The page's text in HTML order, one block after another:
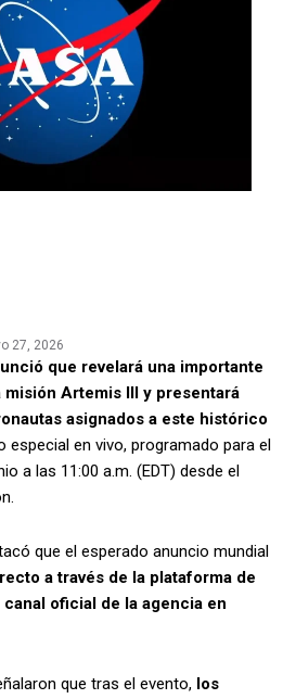
27, 2026
que revelará una importante
Artemis III y presentará
asignados a este histórico
especial en vivo, programado para el
a las 11:00 a.m. (EDT) desde el
que el esperado anuncio mundial
a través de la plataforma de
oficial de la agencia en
que tras el evento, los